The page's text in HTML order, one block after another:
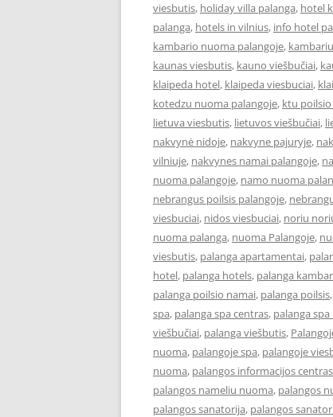
viesbutis, holiday villa palanga, hotel
palanga, hotels in vilnius, info hotel
kambario nuoma palangoje,
kaunas viesbutis, kauno viešbučiai,
klaipeda hotel, klaipeda viesbuciai,
kotedzu nuoma palangoje, ktu
lietuva viesbutis, lietuvos viešbučiai,
nakvynė nidoje, nakvyne pajuryje,
vilniuje, nakvynes namai palangoje,
nuoma palangoje, namo nuoma
nebrangus poilsis palangoje,
viesbuciai, nidos viesbuciai, noriu
nuoma palanga, nuoma Palangoje,
viesbutis, palanga apartamentai,
hotel, palanga hotels, palanga
palanga poilsio namai, palanga poilsis,
spa, palanga spa centras, palanga
viešbučiai, palanga viešbutis,
nuoma, palangoje spa, palangoje
nuoma, palangos informacijos centras
palangos nameliu nuoma, palangos
palangos sanatorija, palangos